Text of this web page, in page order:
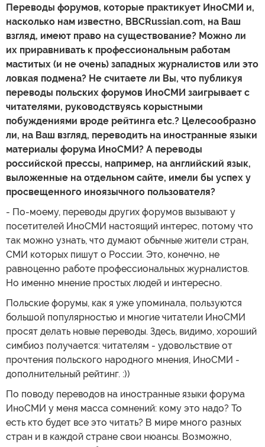
Переводы форумов, которые практикует ИноСМИ и,
насколько нам известно, BBCRussian.com, на Ваш
взгляд, имеют право на существование? Можно ли
их приравнивать к профессиональным работам
маститых (и не очень) западных журналистов или это
ловкая подмена? Не считаете ли Вы, что публикуя
переводы польских форумов ИноСМИ заигрывает с
читателями, руководствуясь корыстными
побуждениями вроде рейтинга etc.? Целесообразно
ли, на Ваш взгляд, переводить на иностранные языки
материалы форума ИноСМИ? А переводы
российской прессы, например, на английский язык,
выложенные на отдельном сайте, имели бы успех у
просвещенного иноязычного пользователя?
- По-моему, переводы других форумов вызывают у
посетителей ИноСМИ настоящий интерес, потому что
так можно узнать, что думают обычные жители стран,
СМИ которых пишут о России. Это, конечно, не
равноценно работе профессиональных журналистов.
Но именно мнение простых людей и интересно.
Польские форумы, как я уже упоминала, пользуются
большой популярностью и многие читатели ИноСМИ
просят делать новые переводы. Здесь, видимо, хороший
симбиоз получается: читателям - удовольствие от
прочтения польского народного мнения, ИноСМИ -
дополнительный рейтинг. :))
По поводу переводов на иностранные языки форума
ИноСМИ у меня масса сомнений: кому это надо? То
есть кто будет все это читать? В мире много разных
стран и в каждой стране свои нюансы. Возможно,